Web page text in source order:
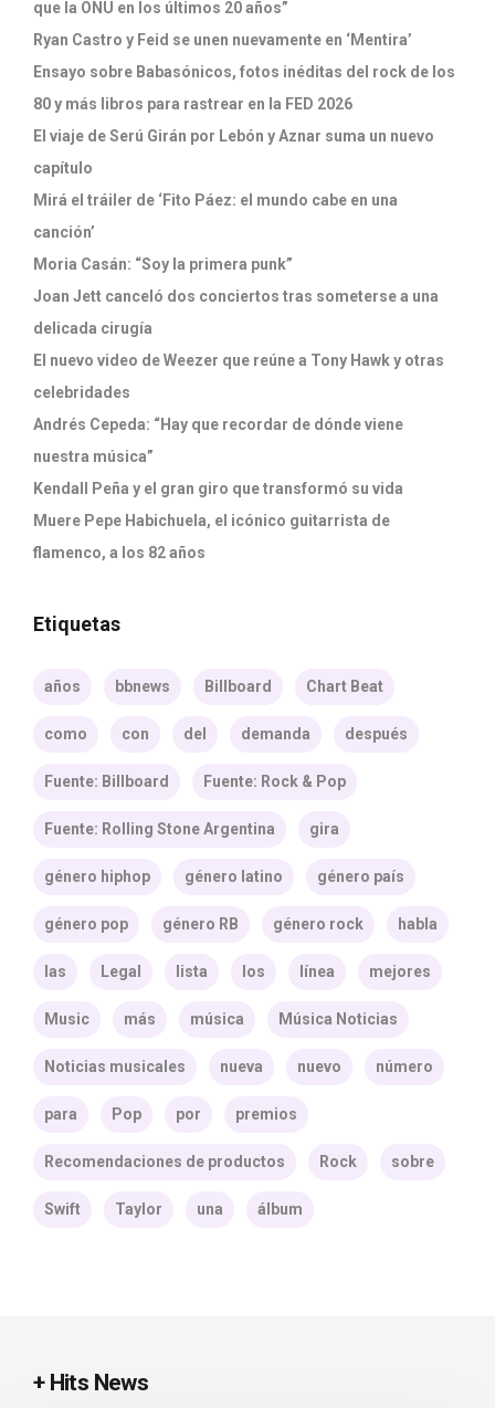
que la ONU en los últimos 20 años”
Ryan Castro y Feid se unen nuevamente en ‘Mentira’
Ensayo sobre Babasónicos, fotos inéditas del rock de los
80 y más libros para rastrear en la FED 2026
El viaje de Serú Girán por Lebón y Aznar suma un nuevo
capítulo
Mirá el tráiler de ‘Fito Páez: el mundo cabe en una
canción’
Moria Casán: “Soy la primera punk”
Joan Jett canceló dos conciertos tras someterse a una
delicada cirugía
El nuevo video de Weezer que reúne a Tony Hawk y otras
celebridades
Andrés Cepeda: “Hay que recordar de dónde viene
nuestra música”
Kendall Peña y el gran giro que transformó su vida
Muere Pepe Habichuela, el icónico guitarrista de
flamenco, a los 82 años
Etiquetas
años bbnews Billboard Chart Beat
como con del demanda después
Fuente: Billboard Fuente: Rock & Pop
Fuente: Rolling Stone Argentina gira
género hiphop género latino género país
género pop género RB género rock habla
las Legal lista los línea mejores
Music más música Música Noticias
Noticias musicales nueva nuevo número
para Pop por premios
Recomendaciones de productos Rock sobre
Swift Taylor una álbum
+ Hits News